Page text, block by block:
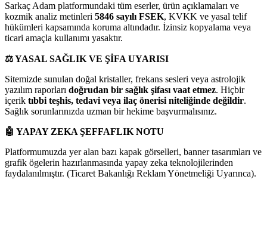
Sarkaç Adam platformundaki tüm eserler, ürün açıklamaları ve
kozmik analiz metinleri 5846 sayılı FSEK, KVKK ve yasal telif
hükümleri kapsamında koruma altındadır. İzinsiz kopyalama veya
ticari amaçla kullanımı yasaktır.
⚖️YASAL SAĞLIK VE ŞİFA UYARISI
Sitemizde sunulan doğal kristaller, frekans sesleri veya astrolojik
yazılım raporları doğrudan bir sağlık şifası vaat etmez. Hiçbir
içerik tıbbi teşhis, tedavi veya ilaç önerisi niteliğinde değildir.
Sağlık sorunlarınızda uzman bir hekime başvurmalısınız.
🤖 YAPAY ZEKA ŞEFFAFLIK NOTU
Platformumuzda yer alan bazı kapak görselleri, banner tasarımları ve
grafik ögelerin hazırlanmasında yapay zeka teknolojilerinden
faydalanılmıştır. (Ticaret Bakanlığı Reklam Yönetmeliği Uyarınca).